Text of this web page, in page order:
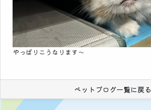
やっぱりこうなります～
ペットブログ一覧に戻る